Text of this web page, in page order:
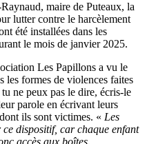
maire de Puteaux, la
lutter contre le harcèlement
été installées dans les
le mois de janvier 2025.
Les Papillons a vu le
les formes de violences faites
ne peux pas le dire, écris-le
parole en écrivant leurs
ils sont victimes. « Les
dispositif, car chaque enfant